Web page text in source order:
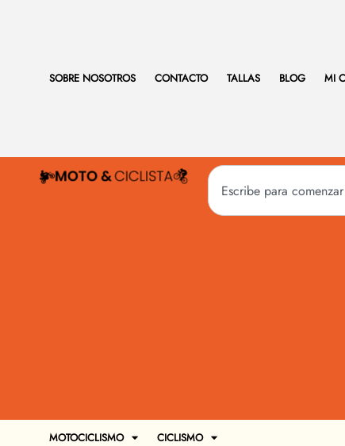
SOBRE NOSOTROS CONTACTO TALLAS BLOG MI
MOTOCICLISMO CICLISMO